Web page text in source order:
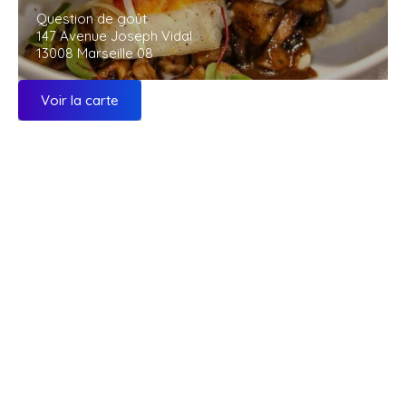
Question de goût
147 Avenue Joseph Vidal
13008 Marseille 08
Voir la carte